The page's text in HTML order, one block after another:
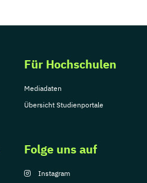
Für Hochschulen
Mediadaten
Übersicht Studienportale
Folge uns auf
Instagram